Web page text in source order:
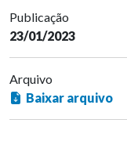
Publicação
23/01/2023
Arquivo
Baixar arquivo